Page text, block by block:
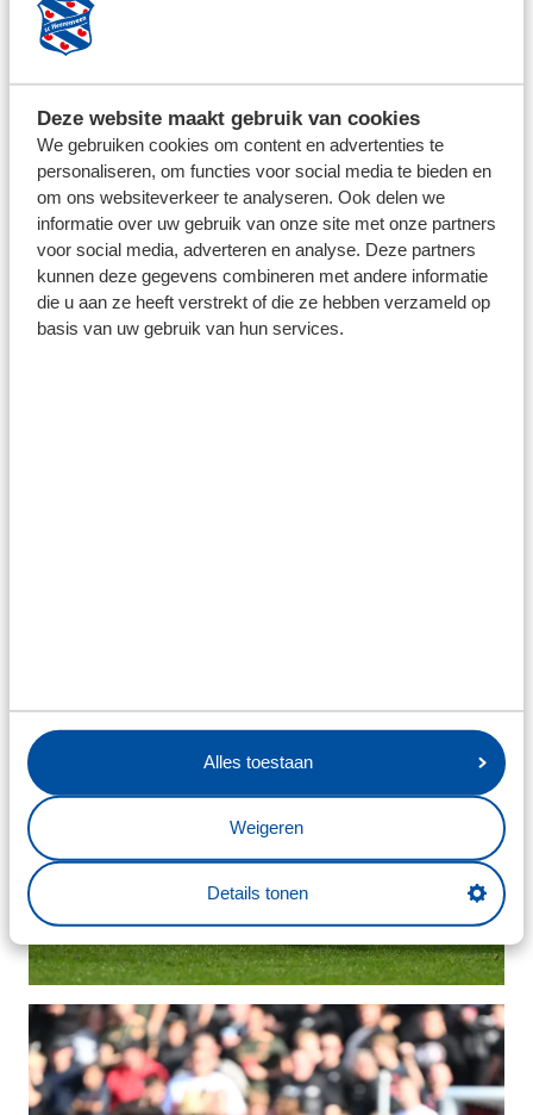
Deze website maakt gebruik van cookies
We gebruiken cookies om content en advertenties te
personaliseren, om functies voor social media te bieden en
om ons websiteverkeer te analyseren. Ook delen we
informatie over uw gebruik van onze site met onze partners
voor social media, adverteren en analyse. Deze partners
kunnen deze gegevens combineren met andere informatie
die u aan ze heeft verstrekt of die ze hebben verzameld op
basis van uw gebruik van hun services.
Alles toestaan
Weigeren
Details tonen